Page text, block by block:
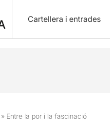
Cartellera i entrades
» Entre la por i la fascinació